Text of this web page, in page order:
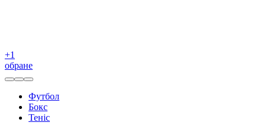
+1
обране
Футбол
Бокс
Теніс